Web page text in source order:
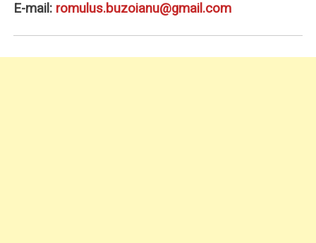
E-mail: romulus.buzoianu@gmail.com